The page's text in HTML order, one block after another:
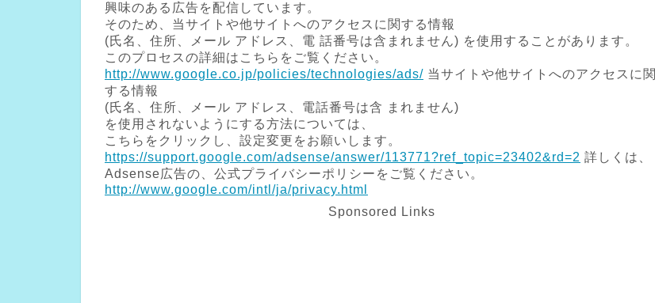
興味のある広告を配信しています。
そのため、当サイトや他サイトへのアクセスに関する情報
(氏名、住所、メール アドレス、電 話番号は含まれません) を使用することがあります。
このプロセスの詳細はこちらをご覧ください。
http://www.google.co.jp/policies/technologies/ads/ 当サイトや他サイトへのアクセスに関
する情報
(氏名、住所、メール アドレス、電話番号は含 まれません)
を使用されないようにする方法については、
こちらをクリックし、設定変更をお願いします。
https://support.google.com/adsense/answer/113771?ref_topic=23402&rd=2 詳しくは、
Adsense広告の、公式プライバシーポリシーをご覧ください。
http://www.google.com/intl/ja/privacy.html
Sponsored Links